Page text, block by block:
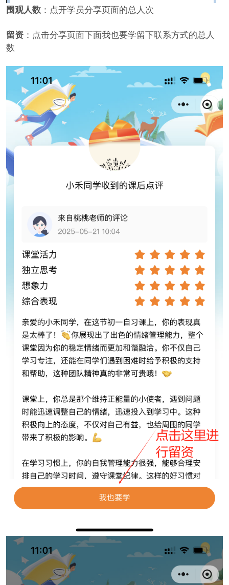
围观人数：点开学员分享页面的总人次
留资：点击分享页面下面我也要学留下联系方式的总人
数